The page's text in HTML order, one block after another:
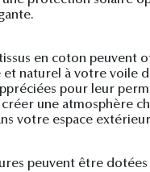
tissus en coton peuvent
et naturel à votre voile
pour leur
une atmosphère
votre espace
peuvent être